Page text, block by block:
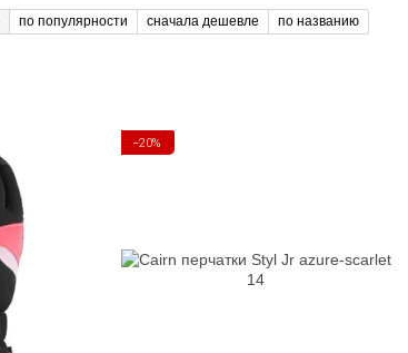
по популярности сначала дешевле по названию
−20%